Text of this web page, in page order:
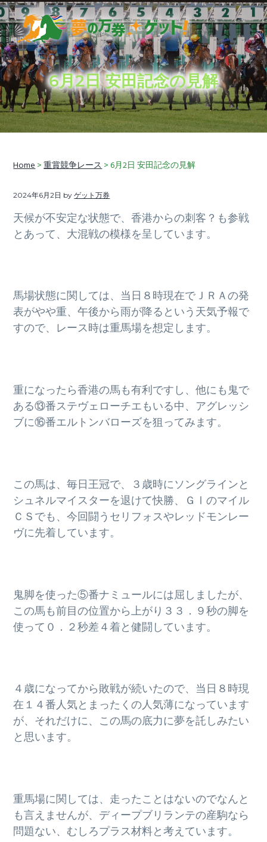
S
k
i
p
t
o
p
r
i
S
k
i
p
t
o
m
a
i
S
k
i
p
t
o
f
o
o
夢の万券ゲット！
穴
馬
券
予
想
に
加
え
て、
競
馬
ラ
イ
も
お
し
ま
6月2日 安田記念の見解
Home>重賞競争レース> 6月2日 安田記念の見解
2024年6月2日 byゲット万券
天候が不安定な状態で、香港からの刺客？も参戦
とあって、大混戦の模様を呈しています。
馬場状態に関しては、当日８時現在でＪＲＡの発
表がやや重、午後から雨が降るという天気予報で
すので、レース時は重馬場を想定します。
重になったら香港の馬も有利ですし、他にも鬼で
ある⑬番ステヴェローチエもいる中、アグレッシ
ブに⑯番エルトンバローズを狙ってみます。
この馬は、毎日王冠で、３歳時にソングラインと
シュネルマイスターを退けて快勝、ＧⅠのマイル
ＣＳでも、今回闘うセリフォスやレッドモンレー
ヴに先着しています。
鬼脚を使った⑤番ナミュールには屈しましたが、
この馬も前目の位置から上がり３３．９秒の脚を
使って０．２秒差４着と健闘しています。
４歳になってから敗戦が続いたので、当日８時現
在１４番人気とまったくの人気薄になっています
が、それだけに、この馬の底力に夢を託しみたい
と思います。
重馬場に関しては、走ったことはないのでなんと
も言えませんが、ディープブリランテの産駒なら
問題ない、むしろプラス材料と考えています。